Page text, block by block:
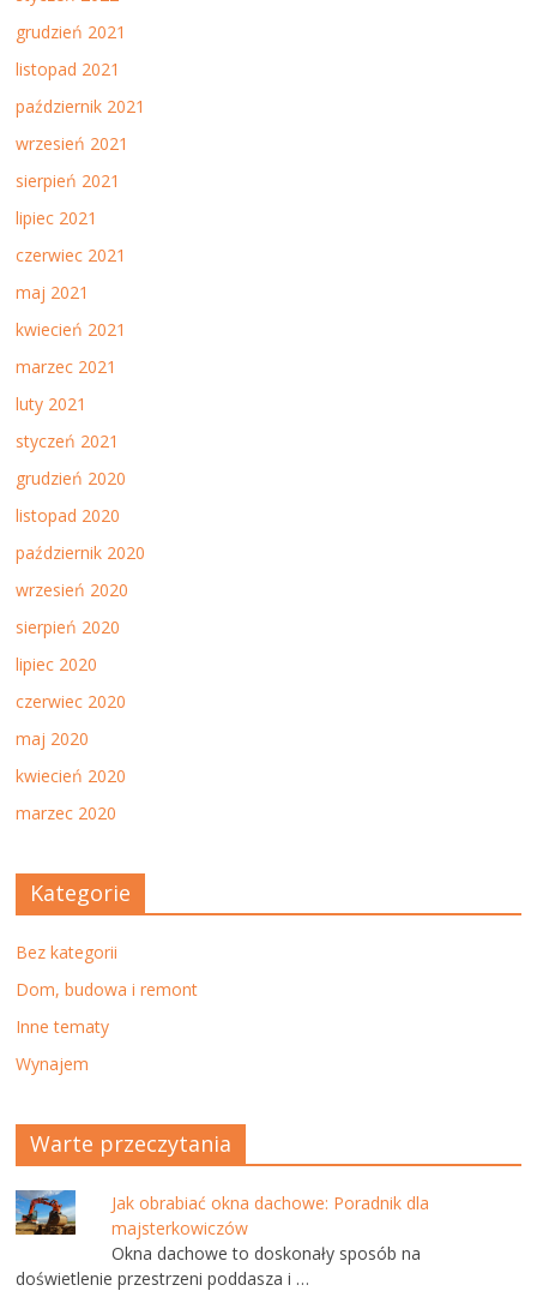
grudzień 2021
listopad 2021
październik 2021
wrzesień 2021
sierpień 2021
lipiec 2021
czerwiec 2021
maj 2021
kwiecień 2021
marzec 2021
luty 2021
styczeń 2021
grudzień 2020
listopad 2020
październik 2020
wrzesień 2020
sierpień 2020
lipiec 2020
czerwiec 2020
maj 2020
kwiecień 2020
marzec 2020
Kategorie
Bez kategorii
Dom, budowa i remont
Inne tematy
Wynajem
Warte przeczytania
Jak obrabiać okna dachowe: Poradnik dla
majsterkowiczów
Okna dachowe to doskonały sposób na
doświetlenie przestrzeni poddasza i …